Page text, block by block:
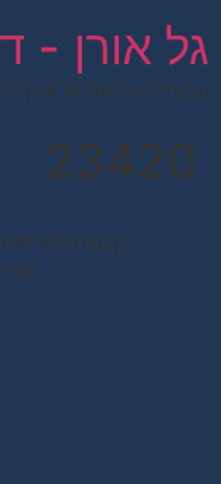
גל אורן -
קבוצת הפרסום גל אורן
23420
קבוצת הפרסום